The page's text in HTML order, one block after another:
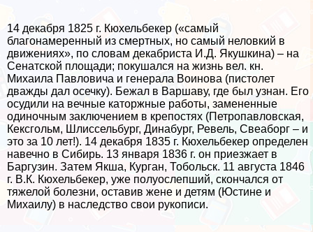
14 декабря 1825 г. Кюхельбекер («самый
благонамеренный из cмepтных, но самый неловкий в
движениях», по словам декабриста И.Д. Якушкина) – на
Сенатской площади; покушался на жизнь вел. кн.
Михаила Павловича и генерала Воинова (пистолет
дважды дал осечку). Бежал в Варшаву, где был узнан. Его
осудили на вечные каторжные работы, замененные
одиночным заключением в крепостях (Петропавловская,
Кексгольм, Шлиссельбург, Динабург, Ревель, Свеаборг – и
это за 10 лет!). 14 декабря 1835 г. Кюхельбекер определен
навечно в Сибирь. 13 января 1836 г. он приезжает в
Баргузин. Затем Якша, Курган, Тобольск. 11 августа 1846
г. В.К. Кюхельбекер, уже полуослепший, скончался от
тяжелой болезни, оставив жене и детям (Юстине и
Михаилу) в наследство свои рукописи.